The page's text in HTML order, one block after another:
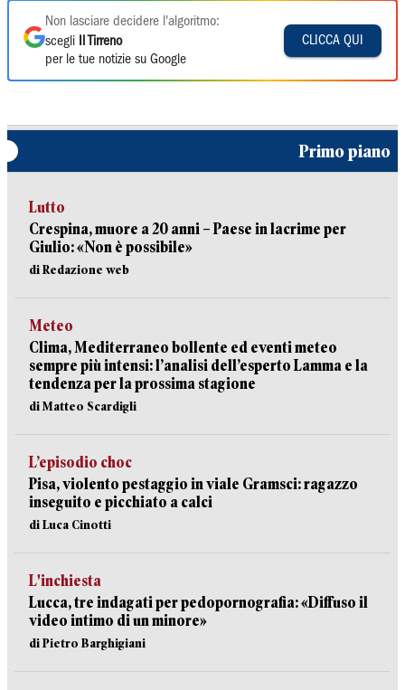
Non lasciare decidere l'algoritmo:
scegli
Il Tirreno
per le tue notizie su Google
CLICCA QUI
Primo piano
Lutto
Crespina, muore a 20 anni – Paese in lacrime per
Giulio: «Non è possibile»
di Redazione web
Meteo
Clima, Mediterraneo bollente ed eventi meteo
sempre più intensi: l’analisi dell’esperto Lamma e la
tendenza per la prossima stagione
di Matteo Scardigli
L’episodio choc
Pisa, violento pestaggio in viale Gramsci: ragazzo
inseguito e picchiato a calci
di Luca Cinotti
L'inchiesta
Lucca, tre indagati per pedopornografia: «Diffuso il
video intimo di un minore»
di Pietro Barghigiani